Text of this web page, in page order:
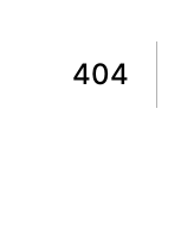
404